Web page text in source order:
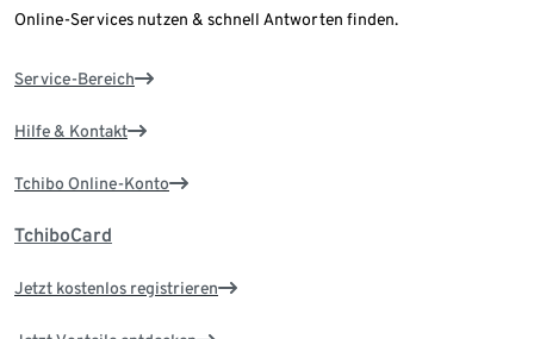
Online-Services nutzen & schnell Antworten finden.
Service-Bereich
Hilfe & Kontakt
Tchibo Online-Konto
TchiboCard
Jetzt kostenlos registrieren